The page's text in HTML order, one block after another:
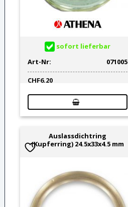
sofort lieferbar
Art-Nr:
071005
CHF6.20
Auslassdichtring
(Kupferring) 24.5x33x4.5 mm